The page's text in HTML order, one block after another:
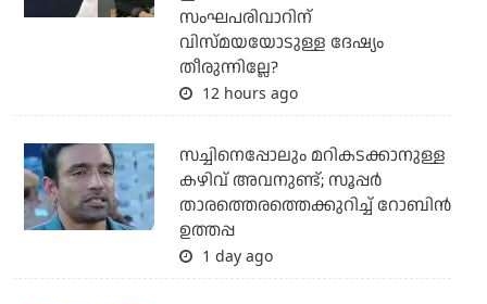
സംഘപരിവാറിന്
വിസ്മയയോടുള്ള ദേഷ്യം
തീരുന്നില്ലേ?
12 hours ago
സച്ചിനെപ്പോലും മറികടക്കാനുള്ള
കഴിവ് അവനുണ്ട്; സൂപ്പര്‍
താരത്തെരത്തെക്കുറിച്ച് റോബിന്‍
ഉത്തപ്പ
1 day ago